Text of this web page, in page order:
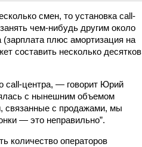
смен, то установка call-
чем-нибудь другим около
плюс амортизация на
составить несколько десятков
call-центра, — говорит Юрий
с нынешним объемом
связанные с продажами, мы
— это неправильно”.
количество операторов